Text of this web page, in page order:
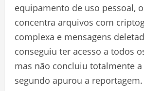
equipamento de uso pessoal,
concentra arquivos com
complexa e mensagens
conseguiu ter acesso a todos
mas não concluiu totalmente a
segundo apurou a reportagem.